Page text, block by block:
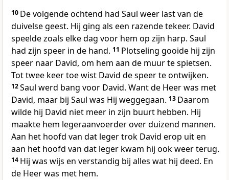
10 De volgende ochtend had Saul weer last van de
duivelse geest. Hij ging als een razende tekeer. David
speelde zoals elke dag voor hem op zijn harp. Saul
had zijn speer in de hand. 11 Plotseling gooide hij zijn
speer naar David, om hem aan de muur te spietsen.
Tot twee keer toe wist David de speer te ontwijken.
12Saul werd bang voor David. Want de Heer was met
David, maar bij Saul was Hij weggegaan. 13 Daarom
wilde hij David niet meer in zijn buurt hebben. Hij
maakte hem legeraanvoerder over duizend mannen.
Aan het hoofd van dat leger trok David erop uit en
aan het hoofd van dat leger kwam hij ook weer terug.
14 Hij was wijs en verstandig bij alles wat hij deed. En
de Heer was met hem.